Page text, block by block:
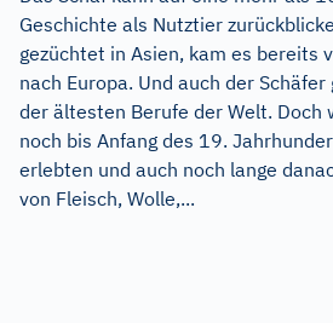
Geschichte als Nutztier
gezüchtet in Asien, kam es bereits
nach Europa. Und auch der
der ältesten Berufe der Welt. Doch
noch bis Anfang des 19.
erlebten und auch noch lange
von Fleisch, Wolle,...